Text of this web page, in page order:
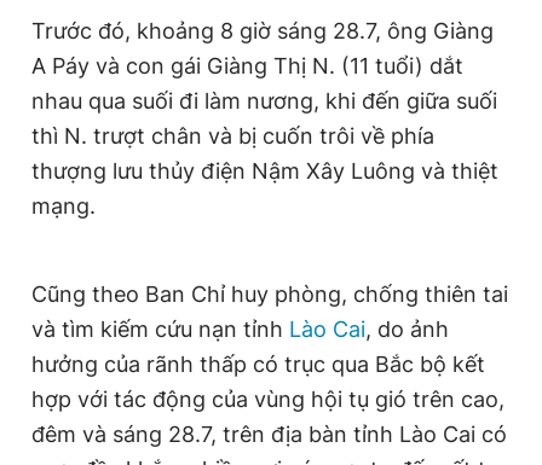
Phó tổng biên tập thường trực: Hải Thành
Phó tổng biên tập: Lâm Hiếu Dũng
Phó tổng biên tập: Trần Việt Hưng
Tổng thư ký tòa soạn: Đức Trung
Giấy phép xuất bản số 110/GP - BTTTT cấp ngày 24.3.2020
© 2003-2026 Bản quyền thuộc về Báo Thanh Niên. Cấm sao
chép dưới mọi hình thức nếu không có sự chấp thuận bằng văn
bản. Phát triển bởi ePi Technologies, JSC.
Trước đó, khoảng 8 giờ sáng 28.7, ông Giàng
A Páy và con gái Giàng Thị N. (11 tuổi) dắt
nhau qua suối đi làm nương, khi đến giữa suối
thì N. trượt chân và bị cuốn trôi về phía
thượng lưu thủy điện Nậm Xây Luông và thiệt
mạng.
Cũng theo Ban Chỉ huy phòng, chống thiên tai
và tìm kiếm cứu nạn tỉnh Lào Cai, do ảnh
hưởng của rãnh thấp có trục qua Bắc bộ kết
hợp với tác động của vùng hội tụ gió trên cao,
đêm và sáng 28.7, trên địa bàn tỉnh Lào Cai có